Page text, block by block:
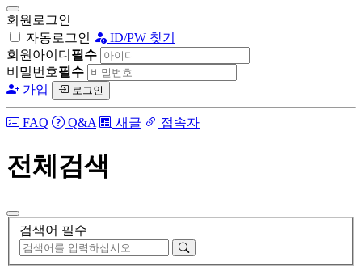
회원로그인
자동로그인
ID/PW 찾기
회원아이디 필수
비밀번호필수
가입
로그인
FAQ Q&A 새글 접속자
전체검색
검색어 필수